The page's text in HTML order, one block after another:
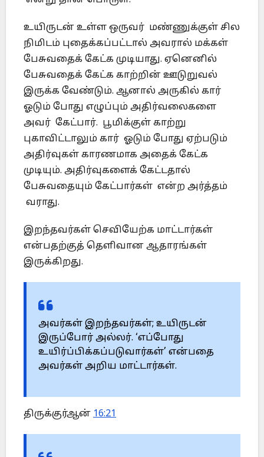
உயிருடன் உள்ள ஒருவர் மண்ணுக்குள் சில
நிமிடம் புதைக்கப்பட்டால் அவரால் மக்கள்
பேசுவதைக் கேட்க முடியாது. ஏனெனில்
பேசுவதைக் கேட்க காற்றின் ஊடுறுவல்
இருக்க வேண்டும். ஆனால் அருகில் கார்
ஓடும் போது எழுப்பும் அதிர்வலைகளை
அவர் கேட்பார். பூமிக்குள் காற்று
புகாவிட்டாலும் கார் ஓடும் போது ஏற்படும்
அதிர்வுகள் காரணமாக அதைக் கேட்க
முடியும். அதிர்வுகளைக் கேட்டதால்
பேசுவதையும் கேட்பார்கள் என்ற அர்த்தம்
வராது.
இறந்தவர்கள் செவியேற்க மாட்டார்கள்
என்பதற்குத் தெளிவான ஆதாரங்கள்
இருக்கிறது.
அவர்கள் இறந்தவர்கள்; உயிருடன்
இருப்போர் அல்லர். ‘எப்போது
உயிர்ப்பிக்கப்படுவார்கள்’ என்பதை
அவர்கள் அறிய மாட்டார்கள்.
திருக்குர்ஆன் 16:21